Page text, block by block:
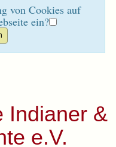
von Cookies auf
ein?
Indianer &
e.V.